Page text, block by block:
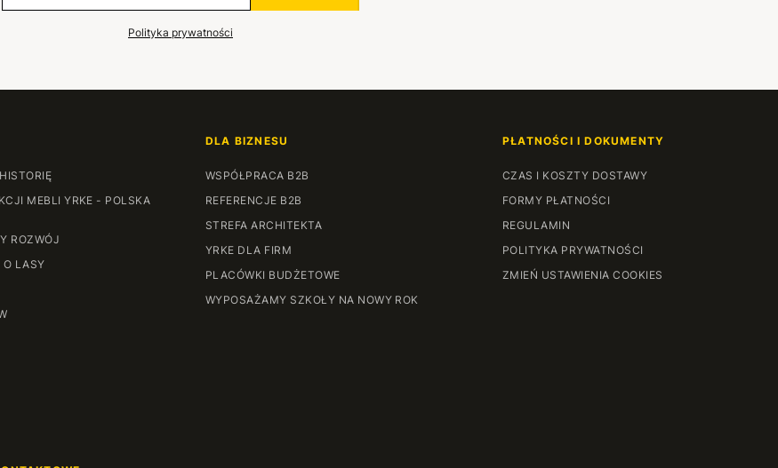
Polityka prywatności
MEBLI YRKE - POLSKA
ROZWÓJ
O LASY
DLA BIZNESU
WSPÓŁPRACA B2B
REFERENCJE B2B
STREFA ARCHITEKTA
YRKE DLA FIRM
PLACÓWKI BUDŻETOWE
WYPOSAŻAMY SZKOŁY NA NOWY ROK
PŁATNOŚCI I DOKUMENTY
CZAS I KOSZTY DOSTAWY
FORMY PŁATNOŚCI
REGULAMIN
POLITYKA PRYWATNOŚCI
ZMIEŃ USTAWIENIA COOKIES